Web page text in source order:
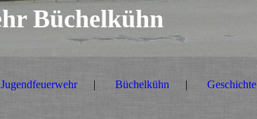
Büchelkühn
Jugendfeuerwehr Büchelkühn Geschichte